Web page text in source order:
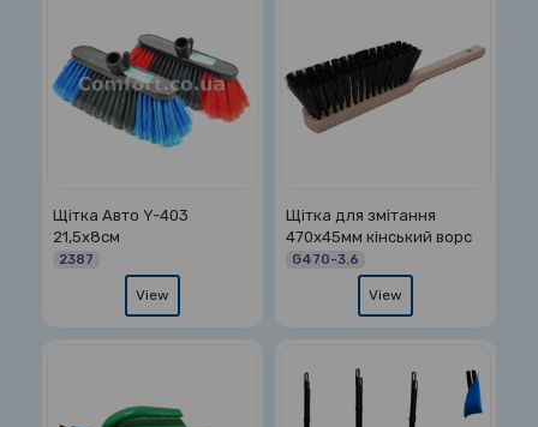
Щітка Авто Y-403
21,5х8см
2387
View
Щітка для змітання
470х45мм кінський ворс
G470-3.6
View